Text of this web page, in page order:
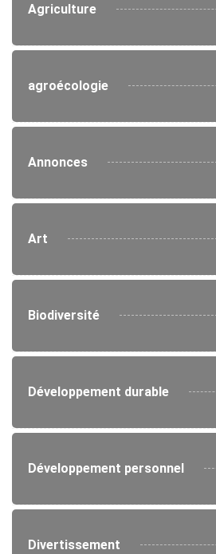
Agriculture
agroécologie
Annonces
Art
Biodiversité
Développement durable
Développement personnel
Divertissement